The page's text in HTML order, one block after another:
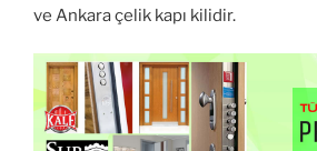
ve Ankara çelik kapı kilidir.